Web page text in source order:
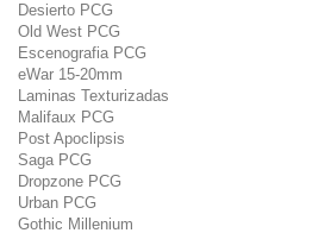
Desierto PCG
Old West PCG
Escenografia PCG
eWar 15-20mm
Laminas Texturizadas
Malifaux PCG
Post Apoclipsis
Saga PCG
Dropzone PCG
Urban PCG
Gothic Millenium